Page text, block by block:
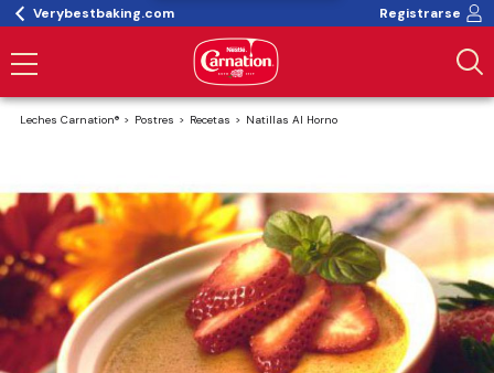
Verybestbaking.com Registrarse
Leches Carnation® Postres Recetas Natillas Al Horno